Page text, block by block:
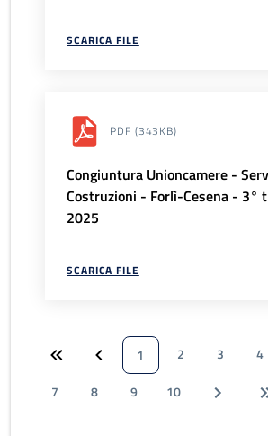
SCARICA FILE
PDF (343KB)
Congiuntura Unioncamere -
Costruzioni - Forlì-Cesena - 3°
2025
SCARICA FILE
1 2 3 4
7
8 9 10